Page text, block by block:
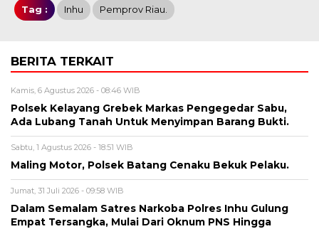
Tag : Inhu Pemprov Riau.
BERITA TERKAIT
Kamis, 6 Agustus 2026 - 08:46 WIB
Polsek Kelayang Grebek Markas Pengegedar Sabu,
Ada Lubang Tanah Untuk Menyimpan Barang Bukti.
Sabtu, 1 Agustus 2026 - 18:51 WIB
Maling Motor, Polsek Batang Cenaku Bekuk Pelaku.
Jumat, 31 Juli 2026 - 09:58 WIB
Dalam Semalam Satres Narkoba Polres Inhu Gulung
Empat Tersangka, Mulai Dari Oknum PNS Hingga